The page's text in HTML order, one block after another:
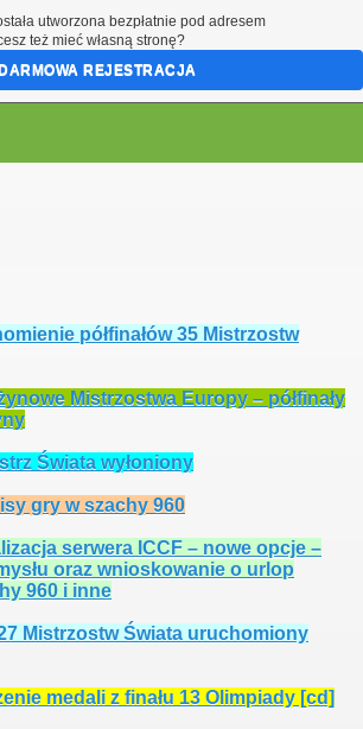
półfinałów 35 Mistrzostw
Mistrzostw​a Europy – półfinały
Świata wyłoniony
gry w szachy 960
serwera ICCF – nowe opcje –
oraz wnioskowanie o urlop
960 i inne
27 Mistrzostw Świata uruchomiony
medali z finału 13 Olimpiady [cd]
utworzona bezpłatnie pod adresem
też mieć własną stronę?
REJESTRACJA